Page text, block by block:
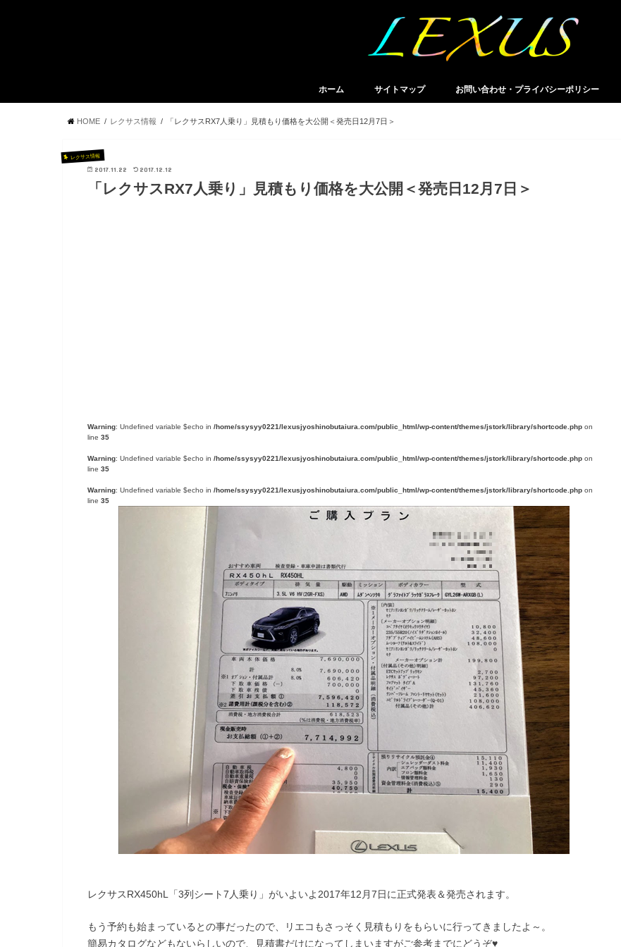
ホーム サイトマップ お問い合わせ・プライバシーポリシー
HOME レクサス情報 「レクサスRX7人乗り」見積もり価格を大公開＜発売日12月7日＞
レクサス情報
2017.11.22 2017.12.12
「レクサスRX7人乗り」見積もり価格を大公開＜発売日12月7日＞
Warning: Undefined variable $echo in /home/ssysyy0221/lexusjyoshinobutaiura.com/public_html/wp-content/themes/jstork/library/shortcode.php on
line 35
Warning: Undefined variable $echo in /home/ssysyy0221/lexusjyoshinobutaiura.com/public_html/wp-content/themes/jstork/library/shortcode.php on
line 35
Warning: Undefined variable $echo in /home/ssysyy0221/lexusjyoshinobutaiura.com/public_html/wp-content/themes/jstork/library/shortcode.php on
line 35
レクサスRX450hL「3列シート7人乗り」がいよいよ2017年12月7日に正式発表＆発売されます。
もう予約も始まっているとの事だったので、リエコもさっそく見積もりをもらいに行ってきましたよ～。
簡易カタログなどもないらしいので、見積書だけになってしまいますがご参考までにどうぞ♥